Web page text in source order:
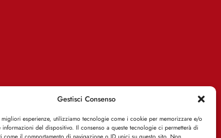
Gestisci Consenso
esperienze, utilizziamo tecnologie come i cookie per memorizzare e/o
informazioni del dispositivo. Il consenso a queste tecnologie ci permetterà di